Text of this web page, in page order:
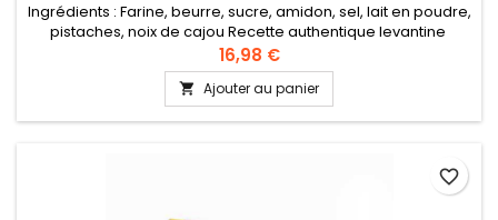
Ingrédients : Farine, beurre, sucre, amidon, sel, lait en poudre,
pistaches, noix de cajou Recette authentique levantine
16,98 €
 Ajouter au panier
favorite_border